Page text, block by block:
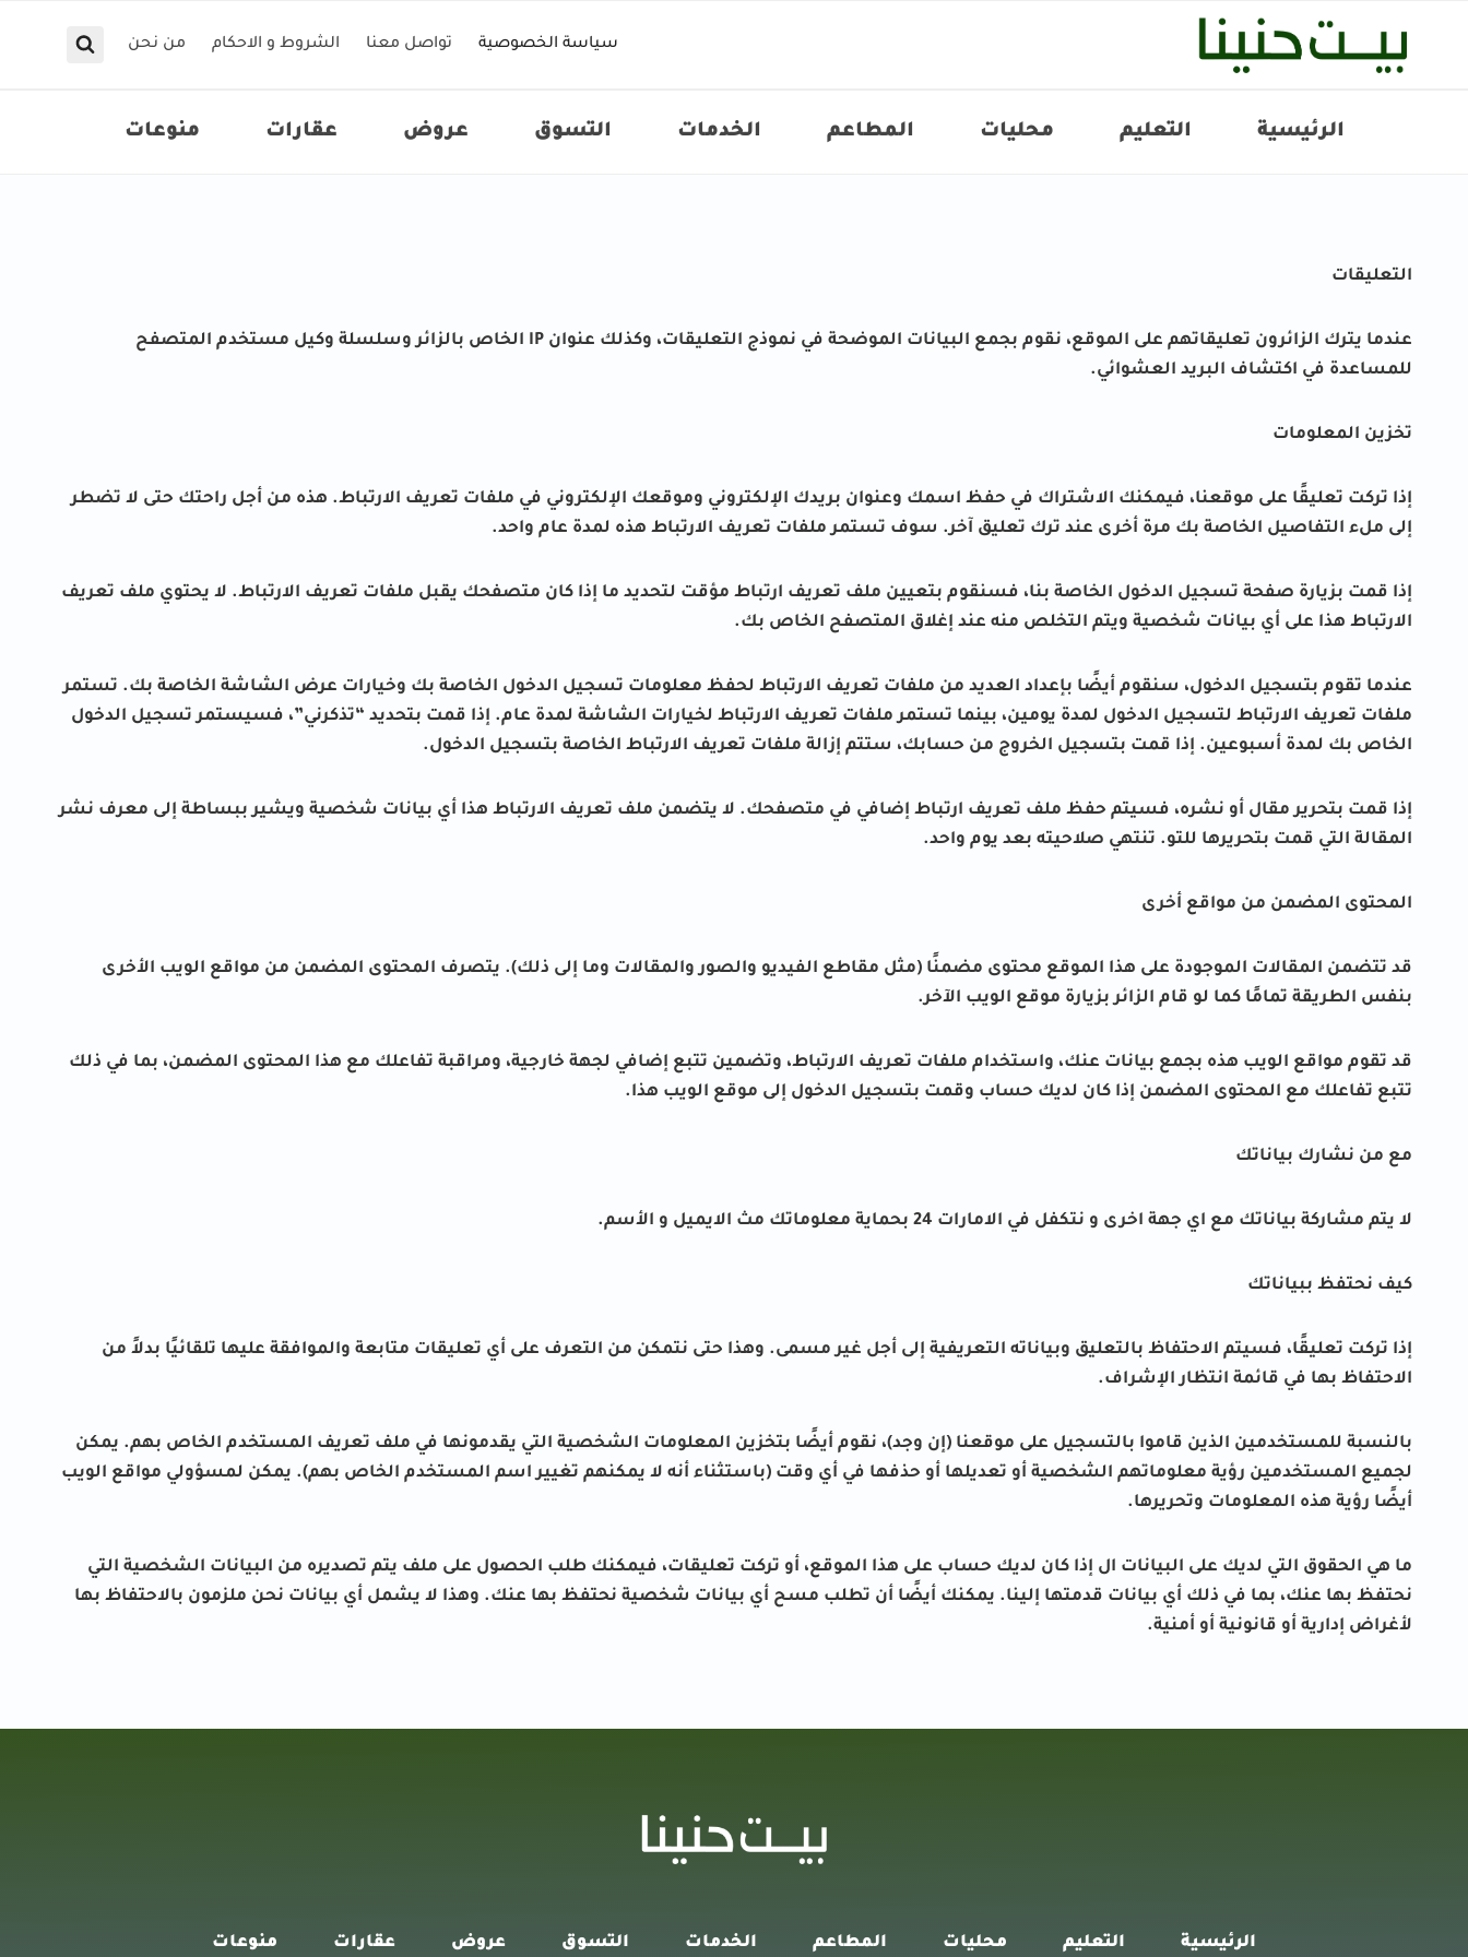
المحتوى
سياسة الخصوصية تواصل معنا الشروط و الاحكام من نحن
الرئيسية التعليم محليات المطاعم الخدمات التسوق عروض عقارات منوعات
التعليقات
عندما يترك الزائرون تعليقاتهم على الموقع، نقوم بجمع البيانات الموضحة في نموذج التعليقات، وكذلك عنوان IP الخاص بالزائر وسلسلة وكيل مستخدم المتصفح
للمساعدة في اكتشاف البريد العشوائي.
تخزين المعلومات
إذا تركت تعليقًا على موقعنا، فيمكنك الاشتراك في حفظ اسمك وعنوان بريدك الإلكتروني وموقعك الإلكتروني في ملفات تعريف الارتباط. هذه من أجل راحتك حتى لا تضطر
إلى ملء التفاصيل الخاصة بك مرة أخرى عند ترك تعليق آخر. سوف تستمر ملفات تعريف الارتباط هذه لمدة عام واحد.
إذا قمت بزيارة صفحة تسجيل الدخول الخاصة بنا، فسنقوم بتعيين ملف تعريف ارتباط مؤقت لتحديد ما إذا كان متصفحك يقبل ملفات تعريف الارتباط. لا يحتوي ملف تعريف
الارتباط هذا على أي بيانات شخصية ويتم التخلص منه عند إغلاق المتصفح الخاص بك.
عندما تقوم بتسجيل الدخول، سنقوم أيضًا بإعداد العديد من ملفات تعريف الارتباط لحفظ معلومات تسجيل الدخول الخاصة بك وخيارات عرض الشاشة الخاصة بك. تستمر
ملفات تعريف الارتباط لتسجيل الدخول لمدة يومين، بينما تستمر ملفات تعريف الارتباط لخيارات الشاشة لمدة عام. إذا قمت بتحديد “تذكرني”، فسيستمر تسجيل الدخول
الخاص بك لمدة أسبوعين. إذا قمت بتسجيل الخروج من حسابك، ستتم إزالة ملفات تعريف الارتباط الخاصة بتسجيل الدخول.
إذا قمت بتحرير مقال أو نشره، فسيتم حفظ ملف تعريف ارتباط إضافي في متصفحك. لا يتضمن ملف تعريف الارتباط هذا أي بيانات شخصية ويشير ببساطة إلى معرف نشر
المقالة التي قمت بتحريرها للتو. تنتهي صلاحيته بعد يوم واحد.
المحتوى المضمن من مواقع أخرى
قد تتضمن المقالات الموجودة على هذا الموقع محتوى مضمنًا (مثل مقاطع الفيديو والصور والمقالات وما إلى ذلك). يتصرف المحتوى المضمن من مواقع الويب الأخرى
بنفس الطريقة تمامًا كما لو قام الزائر بزيارة موقع الويب الآخر.
قد تقوم مواقع الويب هذه بجمع بيانات عنك، واستخدام ملفات تعريف الارتباط، وتضمين تتبع إضافي لجهة خارجية، ومراقبة تفاعلك مع هذا المحتوى المضمن، بما في ذلك
تتبع تفاعلك مع المحتوى المضمن إذا كان لديك حساب وقمت بتسجيل الدخول إلى موقع الويب هذا.
مع من نشارك بياناتك
لا يتم مشاركة بياناتك مع اي جهة اخرى و نتكفل في الامارات 24 بحماية معلوماتك مث الايميل و الأسم.
كيف نحتفظ ببياناتك
إذا تركت تعليقًا، فسيتم الاحتفاظ بالتعليق وبياناته التعريفية إلى أجل غير مسمى. وهذا حتى نتمكن من التعرف على أي تعليقات متابعة والموافقة عليها تلقائيًا بدلاً من
الاحتفاظ بها في قائمة انتظار الإشراف.
بالنسبة للمستخدمين الذين قاموا بالتسجيل على موقعنا (إن وجد)، نقوم أيضًا بتخزين المعلومات الشخصية التي يقدمونها في ملف تعريف المستخدم الخاص بهم. يمكن
لجميع المستخدمين رؤية معلوماتهم الشخصية أو تعديلها أو حذفها في أي وقت (باستثناء أنه لا يمكنهم تغيير اسم المستخدم الخاص بهم). يمكن لمسؤولي مواقع الويب
أيضًا رؤية هذه المعلومات وتحريرها.
ما هي الحقوق التي لديك على البيانات ال إذا كان لديك حساب على هذا الموقع، أو تركت تعليقات، فيمكنك طلب الحصول على ملف يتم تصديره من البيانات الشخصية التي
نحتفظ بها عنك، بما في ذلك أي بيانات قدمتها إلينا. يمكنك أيضًا أن تطلب مسح أي بيانات شخصية نحتفظ بها عنك. وهذا لا يشمل أي بيانات نحن ملزمون بالاحتفاظ بها
لأغراض إدارية أو قانونية أو أمنية.
الرئيسية التعليم محليات المطاعم الخدمات التسوق عروض عقارات منوعات